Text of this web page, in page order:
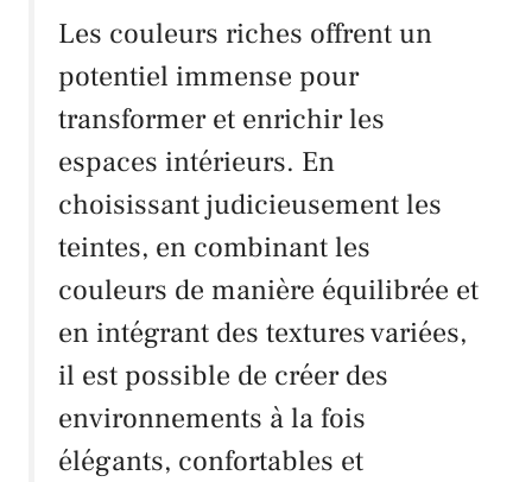
Les couleurs riches offrent un
potentiel immense pour
transformer et enrichir les
espaces intérieurs. En
choisissant judicieusement les
teintes, en combinant les
couleurs de manière équilibrée et
en intégrant des textures variées,
il est possible de créer des
environnements à la fois
élégants, confortables et